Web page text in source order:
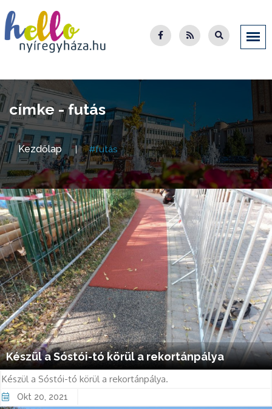
címke - futás
Kezdőlap #futás
Készül a Sóstói-tó körül a rekortánpálya
Készül a Sóstói-tó körül a rekortánpálya.
Okt 20, 2021